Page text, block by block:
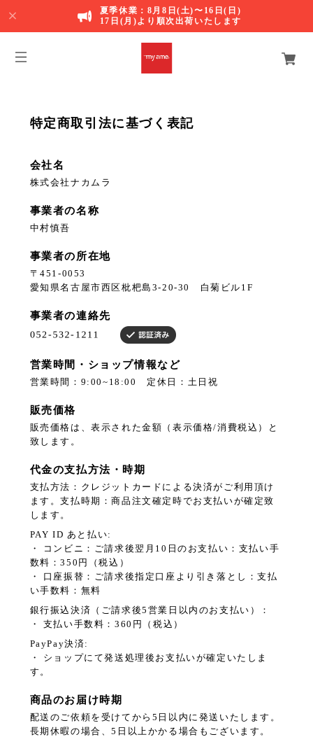
夏季休業：8月8日(土)〜16日(日)
17日(月)より順次出荷いたします
特定商取引法に基づく表記
会社名
株式会社ナカムラ
事業者の名称
中村慎吾
事業者の所在地
〒451-0053
愛知県名古屋市西区枇杷島3-20-30 白菊ビル1F
事業者の連絡先
営業時間・ショップ情報など
営業時間：9:00~18:00 定休日：土日祝
販売価格
販売価格は、表示された金額（表示価格/消費税込）と
致します。
代金の支払方法・時期
支払方法：クレジットカードによる決済がご利用頂け
ます。支払時期：商品注文確定時でお支払いが確定致
します。
PAY ID あと払い:
・ コンビニ：ご請求後翌月10日のお支払い：支払い手
数料：350円（税込）
・ 口座振替：ご請求後指定口座より引き落とし：支払
い手数料：無料
銀行振込決済（ご請求後5営業日以内のお支払い）：
・ 支払い手数料：360円（税込）
PayPay決済:
・ ショップにて発送処理後お支払いが確定いたしま
す。
商品のお届け時期
配送のご依頼を受けてから5日以内に発送いたします。
長期休暇の場合、5日以上かかる場合もございます。